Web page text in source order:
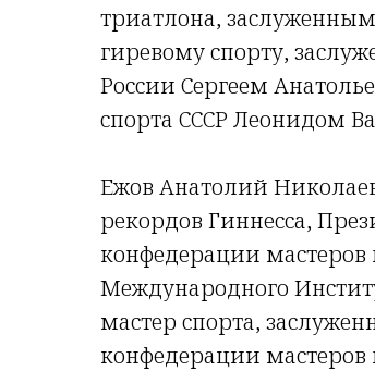
триатлона,
гиревому спорту,
России Сергеем
спорта СССР Леонидом
Ежов Анатолий
рекордов Гиннесса,
конфедерации мастеров
Международного
мастер спорта,
конфедерации мастеров